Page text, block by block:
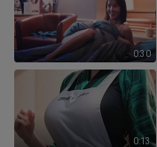
0:30
0:13